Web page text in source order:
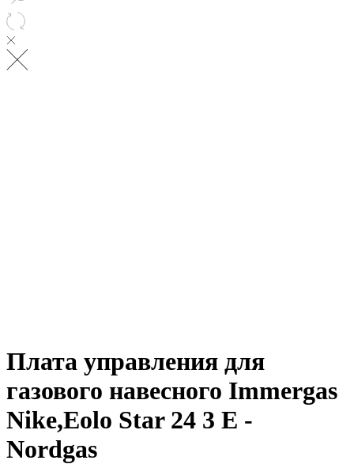
Плата управления для
газового навесного Immergas
Nike,Eolo Star 24 3 E -
Nordgas